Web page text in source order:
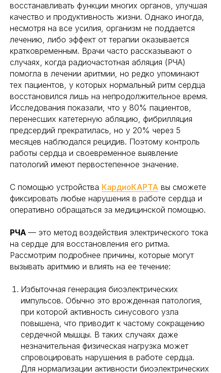
восстанавливать функции многих органов, улучшая
качество и продуктивность жизни. Однако иногда,
несмотря на все усилия, организм не поддается
лечению, либо эффект от терапии оказывается
кратковременным. Врачи часто рассказывают о
случаях, когда радиочастотная абляция (РЧА)
помогла в лечении аритмии, но редко упоминают
тех пациентов, у которых нормальный ритм сердца
восстановился лишь на непродолжительное время.
Исследования показали, что у 80% пациентов,
перенесших катетерную абляцию, фибрилляция
предсердий прекратилась, но у 20% через 5
месяцев наблюдался рецидив. Поэтому контроль
работы сердца и своевременное выявление
патологий имеют первостепенное значение.
С помощью устройства КардиоКАРТА вы сможете
фиксировать любые нарушения в работе сердца и
оперативно обращаться за медицинской помощью.
РЧА — это метод воздействия электрического тока
на сердце для восстановления его ритма.
Рассмотрим подробнее причины, которые могут
вызывать аритмию и влиять на ее течение:
Избыточная генерация биоэлектрических
импульсов. Обычно это врожденная патология,
при которой активность синусового узла
повышена, что приводит к частому сокращению
сердечной мышцы. В таких случаях даже
незначительная физическая нагрузка может
спровоцировать нарушения в работе сердца.
Для нормализации активности биоэлектрических